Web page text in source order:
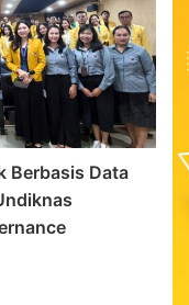
Berbasis Data